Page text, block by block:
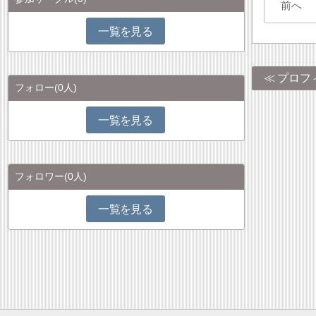
前へ
プロフ
一覧を見る
フォロー(0人)
一覧を見る
フォロワー(0人)
一覧を見る